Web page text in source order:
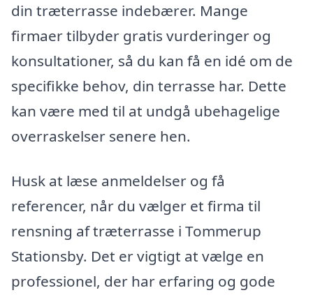
din træterrasse indebærer. Mange
firmaer tilbyder gratis vurderinger og
konsultationer, så du kan få en idé om de
specifikke behov, din terrasse har. Dette
kan være med til at undgå ubehagelige
overraskelser senere hen.
Husk at læse anmeldelser og få
referencer, når du vælger et firma til
rensning af træterrasse i Tommerup
Stationsby. Det er vigtigt at vælge en
professionel, der har erfaring og gode